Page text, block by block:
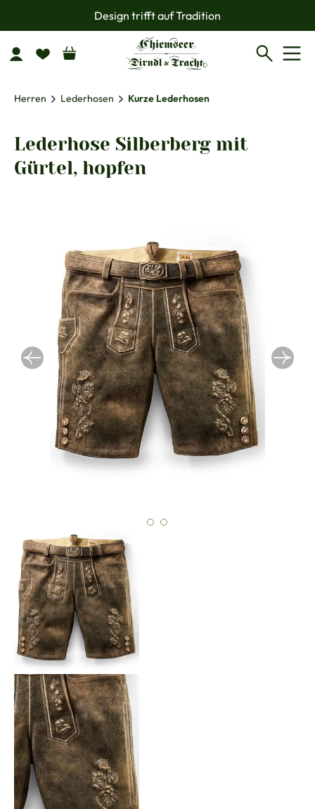
Zum Hauptinhalt springenDesign trifft auf Tradition
Herren Lederhosen Kurze Lederhosen
Lederhose Silberberg mit
Gürtel, hopfen